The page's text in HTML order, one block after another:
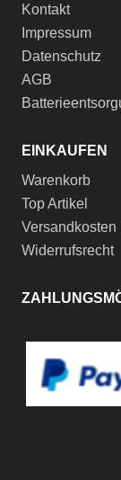
Kontakt
Impressum
Datenschutz
AGB
EINKAUFEN
Warenkorb
Top Artikel
Versandkosten
Widerrufsrecht